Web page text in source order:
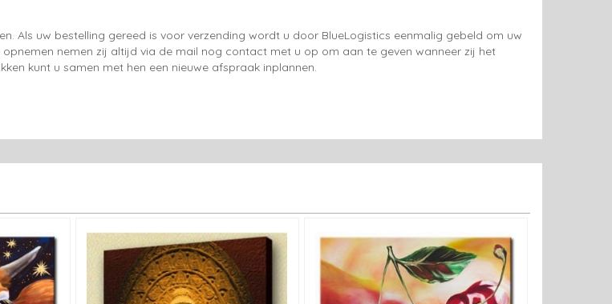
Als uw bestelling gereed is voor verzending wordt u door BlueLogistics eenmalig gebeld om uw
nemen zij altijd via de mail nog contact met u op om aan te geven wanneer zij het
kunt u samen met hen een nieuwe afspraak inplannen.